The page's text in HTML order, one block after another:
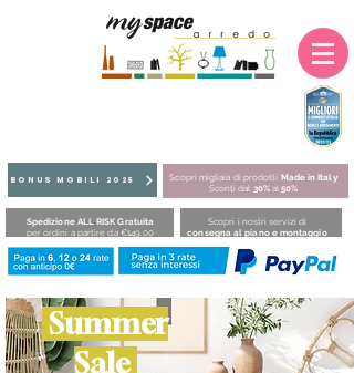
BONUS MOBILI 2025 Scopri migliaia di prodotti Made in Italy
Sconti dal 30%al50%
Spedizione ALL RISK Gratuita
per ordini a partire da €149,00
Scopri i nostri servizi di
consegna al piano e montaggio
Summer
Sale